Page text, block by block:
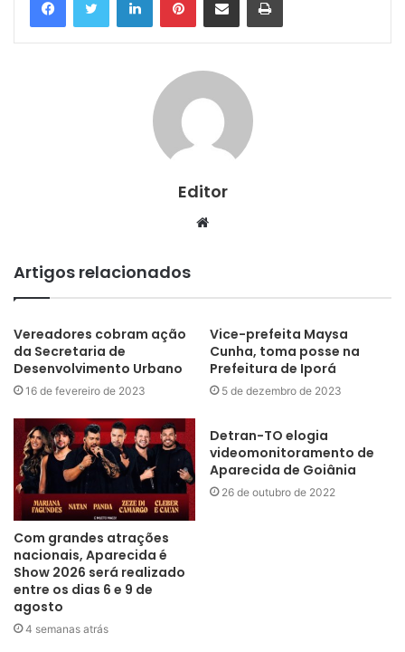
Editor
Website
Artigos relacionados
Vereadores cobram ação
da Secretaria de
Desenvolvimento Urbano
16 de fevereiro de 2023
Vice-prefeita Maysa
Cunha, toma posse na
Prefeitura de Iporá
5 de dezembro de 2023
Com grandes atrações
nacionais, Aparecida é
Show 2026 será realizado
entre os dias 6 e 9 de
agosto
4 semanas atrás
Detran-TO elogia
videomonitoramento de
Aparecida de Goiânia
26 de outubro de 2022